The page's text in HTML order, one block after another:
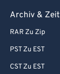
Archiv & Zeit
RAR Zu Zip
PST Zu EST
CST Zu EST